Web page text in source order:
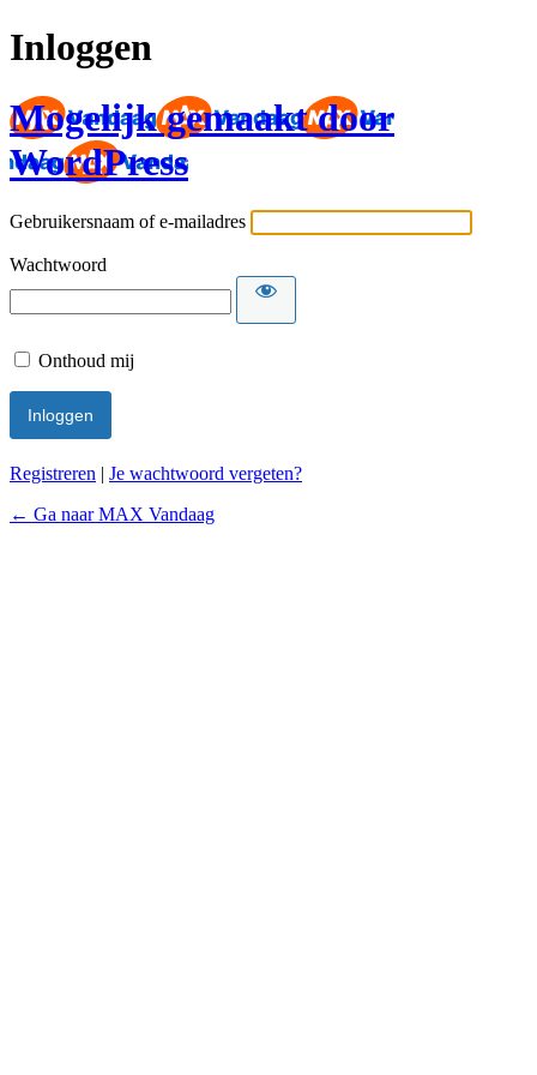
Inloggen
Mogelijk gemaakt door
WordPress
Gebruikersnaam of e-mailadres
Wachtwoord
Onthoud mij
Registreren | Je wachtwoord vergeten?
← Ga naar MAX Vandaag